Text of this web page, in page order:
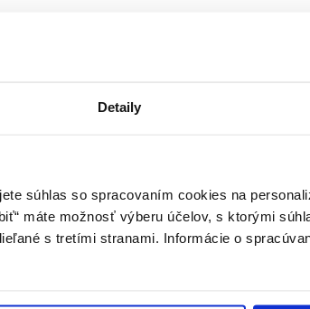
Detaily
súhlas so spracovaním cookies na
máte možnosť výberu účelov, s ktorými
s tretími stranami. Informácie o
s trblietkami
druhy a veľkosti korčúľ. Chránia nože pred